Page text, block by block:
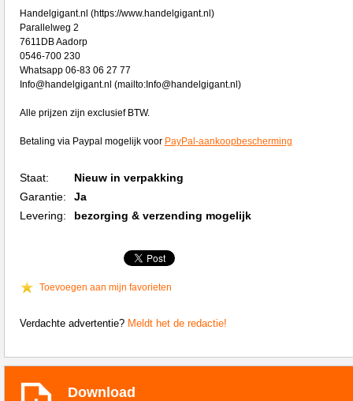
Handelgigant.nl (https://www.handelgigant.nl)
Parallelweg 2
7611DB Aadorp
0546-700 230
Whatsapp 06-83 06 27 77
Info@handelgigant.nl (mailto:Info@handelgigant.nl)
Alle prijzen zijn exclusief BTW.
Betaling via Paypal mogelijk voor PayPal-aankoopbescherming
Staat:
Nieuw in verpakking
Garantie:
Ja
Levering:
bezorging & verzending mogelijk
Toevoegen aan mijn favorieten
Verdachte advertentie? Meldt het de redactie!
Download